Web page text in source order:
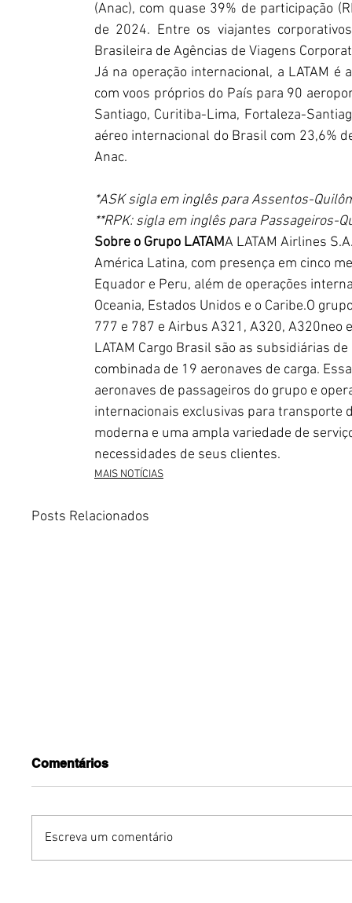
(Anac), com quase 39% de participação
de 2024. Entre os viajantes
Brasileira de Agências de Viagens
Já na operação internacional, a LATAM
com voos próprios do País para 90
Santiago, Curitiba-Lima, Fortaleza-
aéreo internacional do Brasil com 23,6%
Anac.
*ASK sigla em inglês para Assentos-
**RPK: sigla em inglês para Passageiros-
Sobre o Grupo LATAMA LATAM Airlines
América Latina, com presença em cinco
Equador e Peru, além de operações
Oceania, Estados Unidos e o Caribe.O
777 e 787 e Airbus A321, A320, A320neo
LATAM Cargo Brasil são as subsidiárias
combinada de 19 aeronaves de carga.
aeronaves de passageiros do grupo e
internacionais exclusivas para
moderna e uma ampla variedade de
necessidades de seus clientes.
MAIS NOTÍCIAS
Posts Relacionados
Comentários
Escreva um comentário